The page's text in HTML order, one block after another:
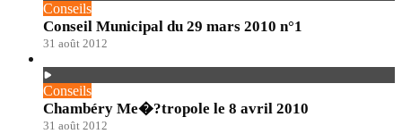
Conseils
Conseil Municipal du 29 mars 2010 n°1
31 août 2012
Conseils
Chambéry Me�?tropole le 8 avril 2010
31 août 2012